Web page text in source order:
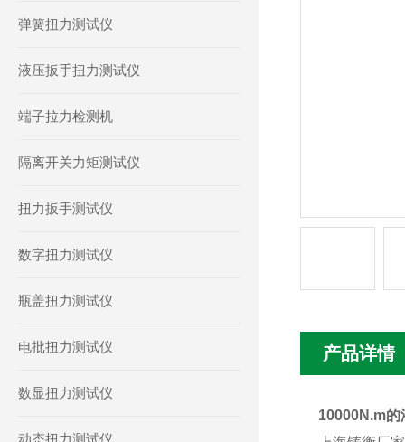
弹簧扭力测试仪
液压扳手扭力测试仪
端子拉力检测机
隔离开关力矩测试仪
扭力扳手测试仪
数字扭力测试仪
瓶盖扭力测试仪
电批扭力测试仪
数显扭力测试仪
动态扭力测试仪
产品详情
10000N.m的